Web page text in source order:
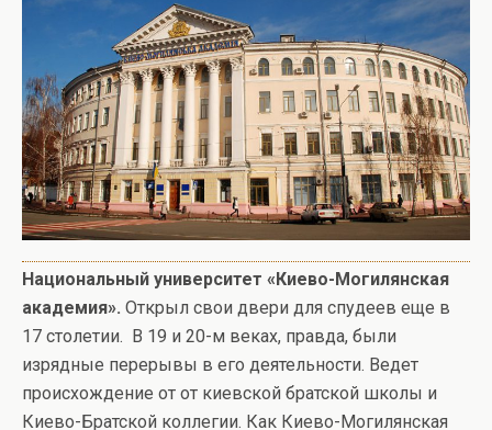
Национальный университет «Киево-Могилянская
академия». Открыл свои двери для спудеев еще в
17 столетии. В 19 и 20-м веках, правда, были
изрядные перерывы в его деятельности. Ведет
происхождение от от киевской братской школы и
Киево-Братской коллегии. Как Киево-Могилянская